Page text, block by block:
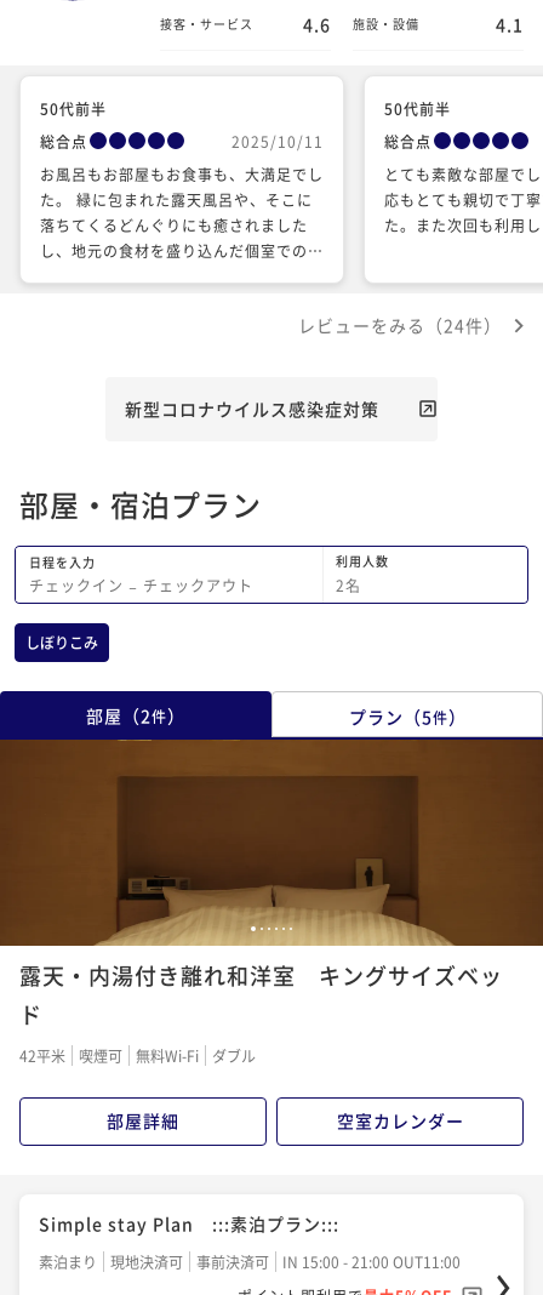
接客・サービス 4.6 施設・設備 4.1
50代前半
総合点
2025/10/11
お風呂もお部屋もお食事も、大満足でし
た。 緑に包まれた露天風呂や、そこに
落ちてくるどんぐりにも癒されました
し、地元の食材を盛り込んだ個室でのお
うですので、楽しまれてください。」と
50代前半
総合点
とても素敵な部屋で
応もとても親切で丁
た。また次回も利用
レビューをみる（24件）
新型コロナウイルス感染症対策
部屋・宿泊プラン
日程を入力
チェックイン − チェックアウト
利用人数
2名
しぼりこみ
部屋 （2件） プラン （5件）
1 23456
露天・内湯付き離れ和洋室 キングサイズベッ
ド
42平米 喫煙可 無料Wi-Fi ダブル
部屋詳細 空室カレンダー
Simple stay Plan :::素泊プラン:::
素泊まり 現地決済可 事前決済可
IN 15:00 - 21:00 OUT11:00